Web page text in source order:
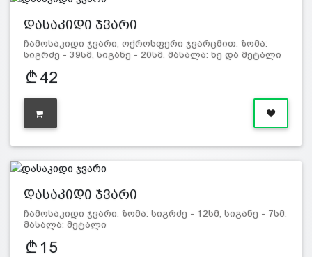
დასაკიდი ჯვარი
ჩამოსაკიდი ჯვარი, ოქროსფერი ჯვარცმით. ზომა:
სიგრძე - 39სმ, სიგანე - 20სმ. მასალა: ხე და მეტალი
42
დასაკიდი ჯვარი
ჩამოსაკიდი ჯვარი. ზომა: სიგრძე - 12სმ, სიგანე - 7სმ.
მასალა: მეტალი
15